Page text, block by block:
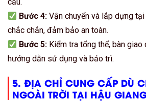
Bước 4: Vận chuyển và lắp dựng
chắc chắn, đảm bảo an toàn.
Bước 5: Kiểm tra tổng thể, bàn giao
hướng dẫn sử dụng và bảo trì.
5. ĐỊA CHỈ CUNG CẤP DÙ
NGOÀI TRỜI TẠI HẬU